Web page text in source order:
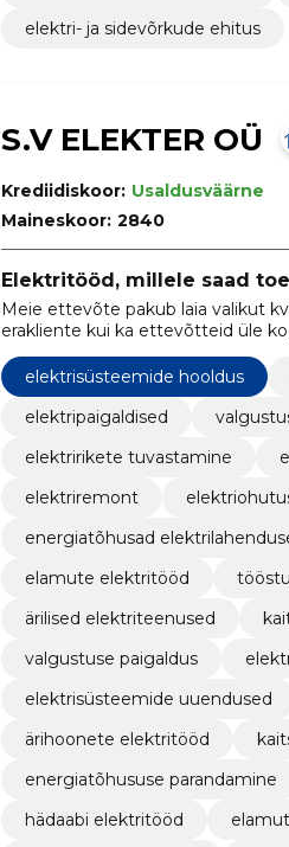
elektri- ja sidevõrkude ehitus
S.V ELEKTER OÜ
Krediidiskoor: Usaldusväärne
Maineskoor: 2840
Elektritööd, millele saad
Meie ettevõte pakub laia valikut
erakliente kui ka ettevõtteid üle
elektrisüsteemide hooldus
elektripaigaldised
elektririkete tuvastamine
elektriremont
energiatõhusad
elamute elektritööd
ärilised elektriteenused
valgustuse paigaldus
elektrisüsteemide uuendused
ärihoonete elektritööd
energiatõhususe parandamine
hädaabi elektritööd